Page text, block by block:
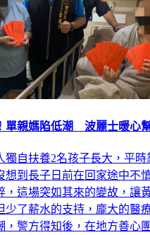
單親媽陷低潮 波麗士暖心
獨自扶養2名孩子長大，平時
想到長子日前在回家途中不
，這場突如其來的變故，讓
少了薪水的支持，龐大的醫
，警方得知後，在地方善心